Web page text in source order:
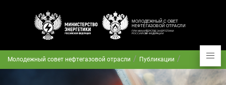
Молодежный совет нефтегазовой отрасли Публикации